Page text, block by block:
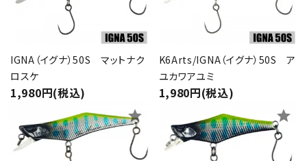
IGNA（イグナ）50S マットナク
ロスケ
1,980円(税込)
K6Arts/IGNA（イグナ）50S ア
ユカワアユミ
1,980円(税込)
star star